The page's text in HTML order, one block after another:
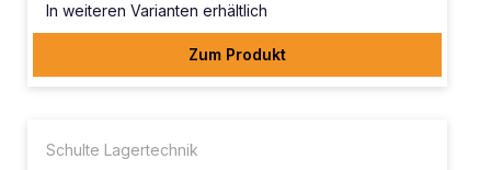
In weiteren Varianten erhältlich
Zum Produkt
Schulte Lagertechnik